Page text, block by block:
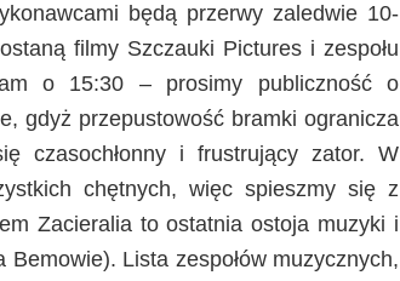
będą przerwy zaledwie 10-
filmy Szczauki Pictures i zespołu
o 15:30 – prosimy publiczność o
gdyż przepustowość bramki ogranicza
czasochłonny i frustrujący zator. W
chętnych, więc spieszmy się z
Zacieralia to ostatnia ostoja muzyki i
Lista zespołów muzycznych,